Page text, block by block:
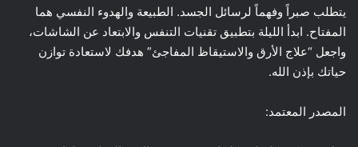
يتطلب صبراً وفهماً لرسائل الجسد. الطبيعة والهدوء النفسي هما
المفتاح. ابدأ الليلة بتطبيق تقنيات التنفس والابتعاد عن الشاشات،
واجعل “علاج الأرق والاستيقاظ المفاجئ” هدفك لاستعادة توازن
حياتك بإذن الله.
المصدر المعتمد: